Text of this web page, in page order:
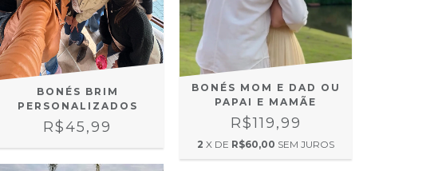
BONÉS BRIM
PERSONALIZADOS
R$45,99
BONÉS MOM E DAD OU
PAPAI E MAMÃE
R$119,99
2 X DE R$60,00 SEM JUROS